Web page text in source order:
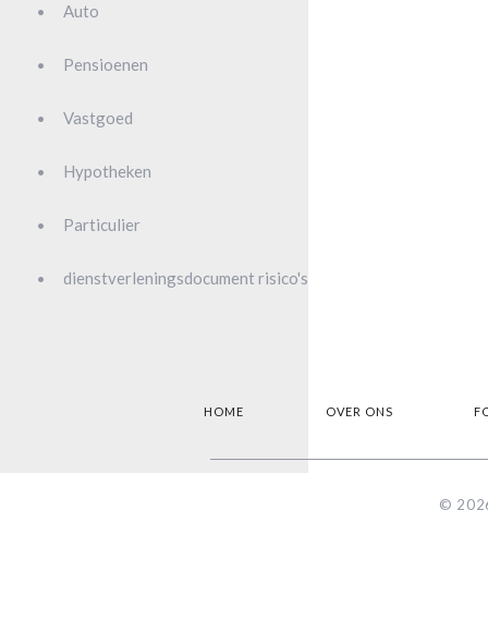
Auto
Pensioenen
Vastgoed
Hypotheken
Particulier
dienstverleningsdocument risico's
HOME OVER ONS
©